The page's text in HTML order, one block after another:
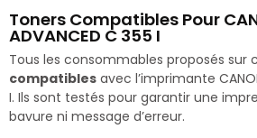
Toners Compatibles Pour
ADVANCED C 355 I
Tous les consommables proposés sur
compatibles avec l’imprimante
I. Ils sont testés pour garantir une
bavure ni message d’erreur.